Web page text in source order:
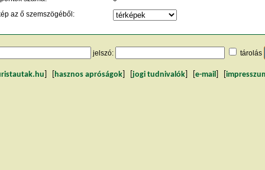
az ő szemszögéből:
jelszó: tárolás
hasznos apróságok jogi tudnivalók e-mail